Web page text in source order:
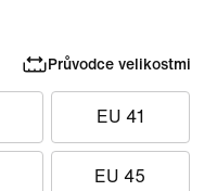
Průvodce velikostmi
EU 41
EU 45